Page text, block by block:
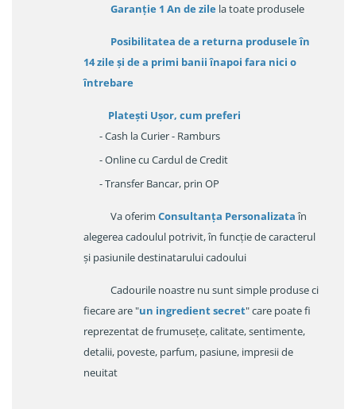
Garanție 1 An de zile la toate produsele
Posibilitatea de a returna produsele în
14 zileși de a primi banii înapoi fara nici o
întrebare
Platești Ușor, cum preferi
- Cash la Curier - Ramburs
- Online cu Cardul de Credit
- Transfer Bancar, prin OP
Va oferim Consultanța Personalizataîn
alegerea cadoulul potrivit, în funcție de caracterul
și pasiunile destinatarului cadoului
Cadourile noastre nu sunt simple produse ci
fiecare are "un ingredient secret" care poate fi
reprezentat de frumusețe, calitate, sentimente,
detalii, poveste, parfum, pasiune, impresii de
neuitat